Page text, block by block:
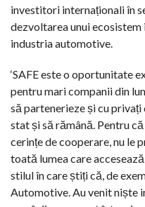
investitori internaționali în
dezvoltarea unui
industria automotive.
‘SAFE este o oportunitate
pentru mari companii din
să partenerieze și cu privați
stat și să rămână. Pentru
cerințe de cooperare, nu le
toată lumea care
stilul în care știți că, de
Automotive. Au venit niște